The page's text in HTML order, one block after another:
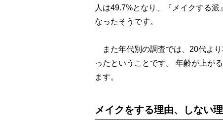
人は49.7%となり、『メイクする
なったそうです。
また年代別の調査では、20代よ
ったということです。 年齢が上が
ます。
メイクをする理由、しない